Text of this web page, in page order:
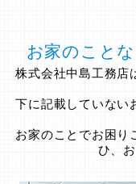
お家のこと
株式会社中島工務店
下に記載していない
お家のことでお困り
ひ、